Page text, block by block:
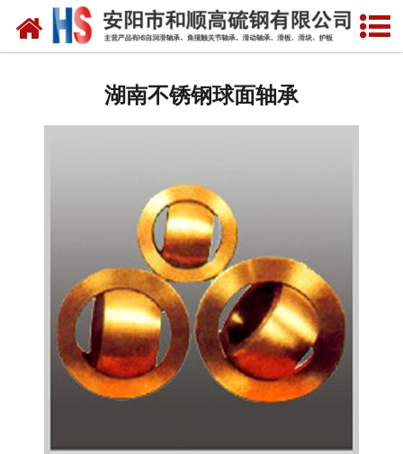
网站首页
湖南自润滑耐磨衬板
湖南铜合金镶嵌石墨
湖南高硫合金钢产品
湖南滑动轴承
湖南 环冷机轴承
湖南不锈钢球面轴承